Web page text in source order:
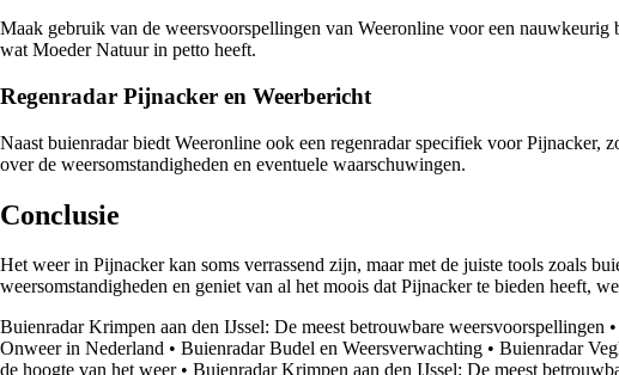
Maak gebruik van de weersvoorspellingen van Weeronline voor een
wat Moeder Natuur in petto heeft.
Regenradar Pijnacker en Weerbericht
Naast buienradar biedt Weeronline ook een regenradar specifiek voor
over de weersomstandigheden en eventuele waarschuwingen.
Conclusie
Het weer in Pijnacker kan soms verrassend zijn, maar met de juiste tools zoals
weersomstandigheden en geniet van al het moois dat Pijnacker te bieden heeft,
Buienradar Krimpen aan den IJssel: De meest betrouwbare weersvoorspellingen •
Onweer in Nederland • Buienradar Budel en Weersverwachting • Buienradar
de hoogte van het weer• Buienradar Krimpen aan den IJssel: De meest